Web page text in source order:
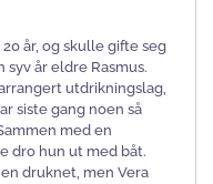
20 år, og skulle gifte seg
syv år eldre Rasmus.
utdrikningslag,
siste gang noen så
med en
dro hun ut med båt.
druknet, men Vera